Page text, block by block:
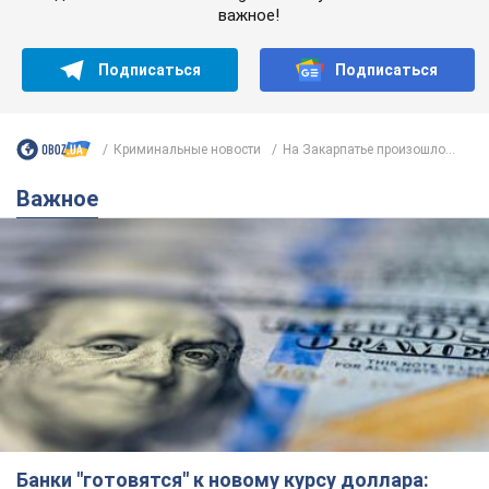
Банки "готовятся" к новому курсу доллара:
украинцам рассказали, чего ожидать в
ближайшие дни
Каким будет курс валюты в обменниках
11 часов назад 149,8 т.
Украинцам обещают по 850 грн от
мобильных операторов: что не так с